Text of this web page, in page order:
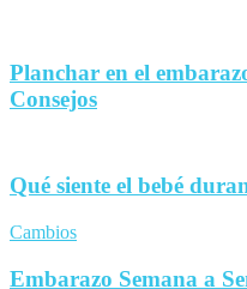
Planchar en el
Consejos
Qué siente el bebé
Cambios
Embarazo Semana a